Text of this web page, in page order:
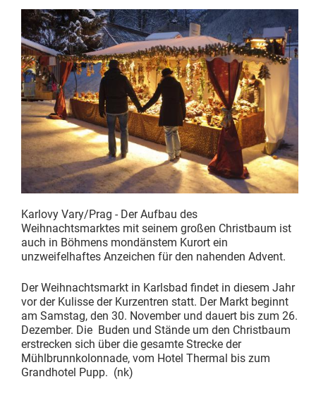
Karlovy Vary/Prag - Der Aufbau des
Weihnachtsmarktes mit seinem großen Christbaum ist
auch in Böhmens mondänstem Kurort ein
unzweifelhaftes Anzeichen für den nahenden Advent.
Der Weihnachtsmarkt in Karlsbad findet in diesem Jahr
vor der Kulisse der Kurzentren statt. Der Markt beginnt
am Samstag, den 30. November und dauert bis zum 26.
Dezember. Die Buden und Stände um den Christbaum
erstrecken sich über die gesamte Strecke der
Mühlbrunnkolonnade, vom Hotel Thermal bis zum
Grandhotel Pupp. (nk)